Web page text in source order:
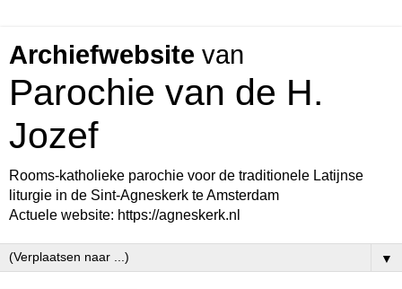
Archiefwebsite van
Parochie van de H.
Jozef
Rooms-katholieke parochie voor de traditionele Latijnse
liturgie in de Sint-Agneskerk te Amsterdam
Actuele website: https://agneskerk.nl
▼